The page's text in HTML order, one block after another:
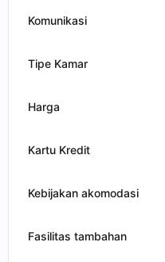
Komunikasi
Tipe Kamar
Harga
Kartu Kredit
Kebijakan akomodasi
Fasilitas tambahan